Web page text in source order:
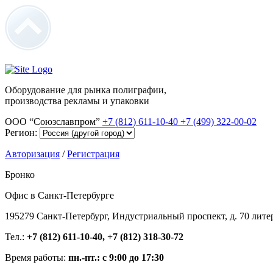
Оборудование для рынка полиграфии,
производства рекламы и упаковки
ООО “Союзславпром” +7 (812) 611-10-40 +7 (499) 322-00-02
Регион:
Авторизация /Регистрация
Бронко
Офис в Санкт-Петербурге
195279 Санкт-Петербург, Индустриальный проспект, д. 70
Тел.: +7 (812) 611-10-40, +7 (812) 318-30-72
Время работы: пн.-пт.: с 9:00 до 17:30